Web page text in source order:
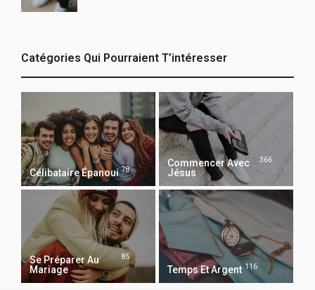
Catégories Qui Pourraient T’intéresser
Célibataire Épanoui 78
Commencer Avec
Jésus
366
Se Préparer Au
Mariage
85
Temps Et Argent 116